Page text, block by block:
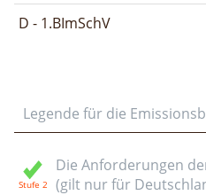
D - 1.BImSchV
Legende für die
Die Anforderungen
(gilt nur für